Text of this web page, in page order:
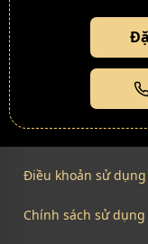
Điều khoản sử dụng
Chính sách sử dụng